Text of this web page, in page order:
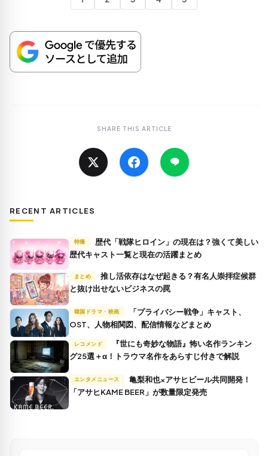
SHARE THIS ARTICLE
RECENT ARTICLES
特撮
歴代キャスト一覧と現在の活躍まとめ
まとめ
推し活依存はなぜ起きる？有名人崇拝症候群
と抜け出せないビジネスの罠
韓国ドラマ・映画
OST、人物相関図、配信情報などまとめ
レコメンド
グ25選＋α！トラウマ名作をあらすじ付きで解説
エンタメニュース
「アサヒKAME BEER」が数量限定発売